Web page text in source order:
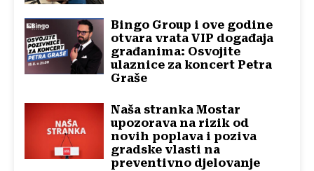
Bingo Group i ove godine
otvara vrata VIP događaja
građanima: Osvojite
ulaznice za koncert Petra
Graše
Naša stranka Mostar
upozorava na rizik od
novih poplava i poziva
gradske vlasti na
preventivno djelovanje